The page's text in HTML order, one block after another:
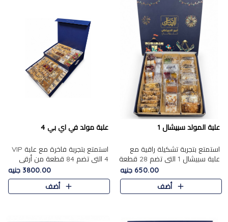
علبة المولد سبيشال 1
استمتع بتجربة تشكيلة راقية مع
علبة سبيشال 1 التي تضم 28 قطعة
من تشكيلة مختارة بعناية من أفخر
حلويات المولد المصرية الأصلية
الشرقية. تحتوي ال..
650.00 جنيه
أضف
علبة مولد في اي بي 4
استمتع بتجربة فاخرة مع علبة VIP
4 التي تضم 84 قطعة من أرقى
حلويات المولد الشرقية، في تشكيلة
غنية تجمع بين الحلويات التقليدية
والمكسرات الفاخرة. تحتوي العلبة
3800.00 جنيه
أضف